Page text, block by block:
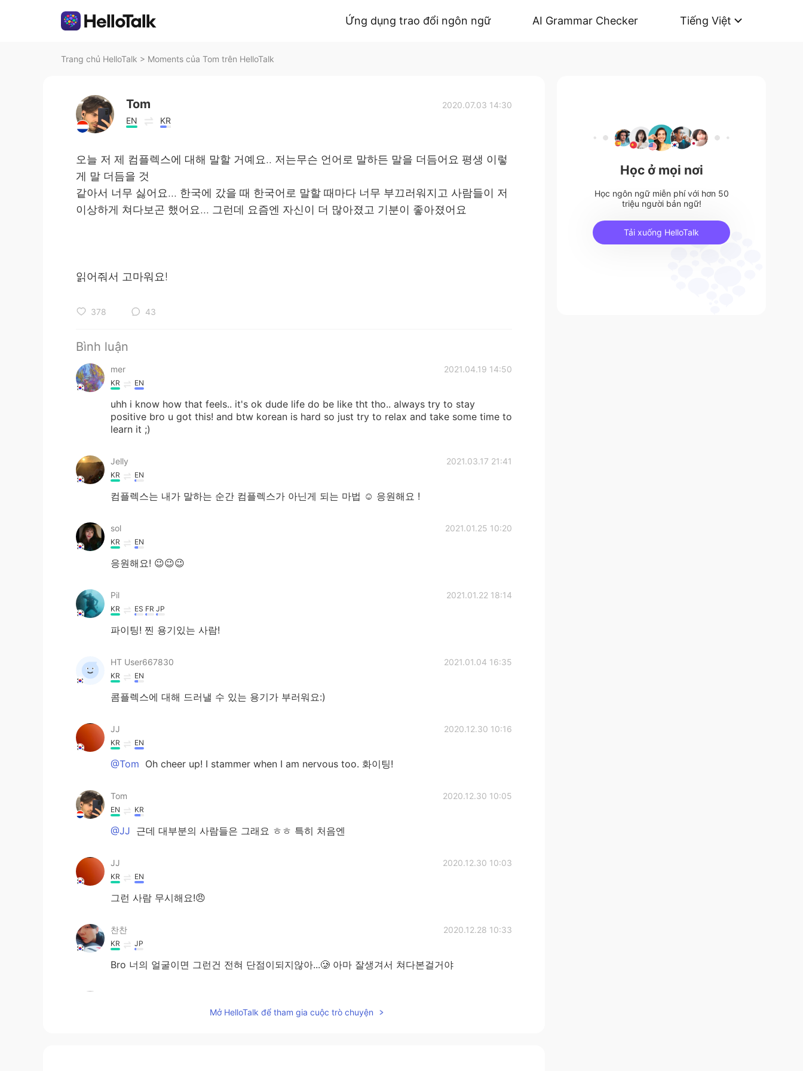
Ứng dụng trao đổi ngôn ngữ AI Grammar Checker Tiếng Việt
Trang chủ HelloTalk > Moments của Tom trên HelloTalk
Tom
EN KR
2020.07.03 14:30
오늘 저 제 컴플렉스에 대해 말할 거예요.. 저는무슨 언어로 말하든 말을 더듬어요 평생 이렇
게 말 더듬을 것
같아서 너무 싫어요... 한국에 갔을 때 한국어로 말할 때마다 너무 부끄러워지고 사람들이 저
이상하게 쳐다보곤 했어요... 그런데 요즘엔 자신이 더 많아졌고 기분이 좋아졌어요
읽어줘서 고마워요!
378 43
Bình luận
mer 2021.04.19 14:50
KR EN
uhh i know how that feels.. it's ok dude life do be like tht tho.. always try to stay
positive bro u got this! and btw korean is hard so just try to relax and take some time to
learn it ;)
Jelly 2021.03.17 21:41
KR EN
컴플렉스는 내가 말하는 순간 컴플렉스가 아닌게 되는 마법 ☺️ 응원해요 !
sol 2021.01.25 10:20
KR EN
응원해요! 😉😉😉
Pil 2021.01.22 18:14
KR ES FR JP
파이팅! 찐 용기있는 사람!
HT User667830 2021.01.04 16:35
KR EN
콤플렉스에 대해 드러낼 수 있는 용기가 부러워요:)
JJ 2020.12.30 10:16
KR EN
@Tom Oh cheer up! I stammer when I am nervous too. 화이팅!
Tom 2020.12.30 10:05
EN KR
@JJ 근데 대부분의 사람들은 그래요 ㅎㅎ 특히 처음엔
JJ 2020.12.30 10:03
KR EN
그런 사람 무시해요!😠
찬찬 2020.12.28 10:33
KR JP
Bro 너의 얼굴이면 그런건 전혀 단점이되지않아...🥲 아마 잘생겨서 쳐다본걸거야
Mở HelloTalk để tham gia cuộc trò chuyện
Học ở mọi nơi
Học ngôn ngữ miễn phí với hơn 50
triệu người bản ngữ!
Tải xuống HelloTalk